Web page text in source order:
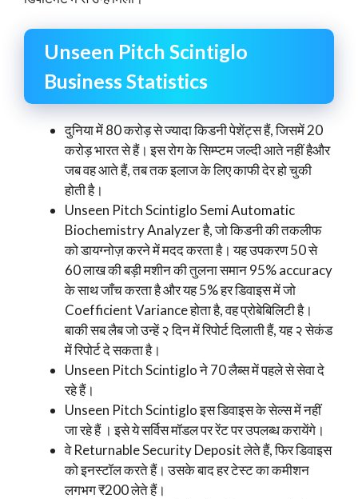
Unseen Pitch Scintiglo
Business Statistics
दुनिया में 80 करोड़ से ज्यादा किडनी पेशेंट्स हैं, जिसमें 20
करोड़ भारत से हैं। इस रोग के सिम्प्टम जल्दी आते नहीं हैऔर
जब वह आते हैं, तब तक इलाज के लिए काफी देर हो चुकी
होती है।
Unseen Pitch Scintiglo Semi Automatic
Biochemistry Analyzer है, जो किडनी की तकलीफ
को डायग्नोज़ करने में मदद करता है। यह उपकरण 50 से
60 लाख की बड़ी मशीन की तुलना समान 95% accuracy
के साथ जाँच करता है और यह 5% हर डिवाइस में जो
Coefficient Variance होता है, वह प्रोबेबिलिटी है।
बाकी सब लैब जो उन्हें २ दिन में रिपोर्ट दिलाती हैं, यह २ सेकंड
में रिपोर्ट दे सकता है।
Unseen Pitch Scintiglo ने 70 लैब्स में पहले से सेवा दे
रहे हैं।
Unseen Pitch Scintiglo इस डिवाइस के सेल्स में नहीं
जा रहे हैं । इसे ये सर्विस मॉडल पर रेंट पर उपलब्ध करायेंगे।
वे Returnable Security Deposit लेते हैं, फिर डिवाइस
को इनस्टॉल करते हैं। उसके बाद हर टेस्ट का कमीशन
लगभग ₹200 लेते हैं।